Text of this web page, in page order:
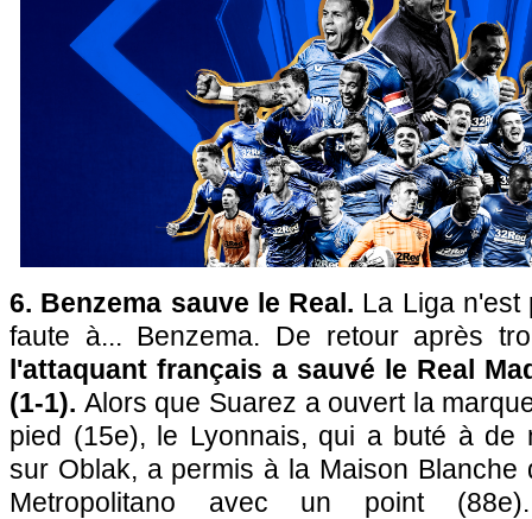
6. Benzema sauve le Real. La Liga n'est
faute à... Benzema. De retour après
l'attaquant français a sauvé le Real
(1-1). Alors que Suarez a ouvert la
pied (15e), le Lyonnais, qui a buté à de
sur Oblak, a permis à la Maison Blanche
Metropolitano avec un point